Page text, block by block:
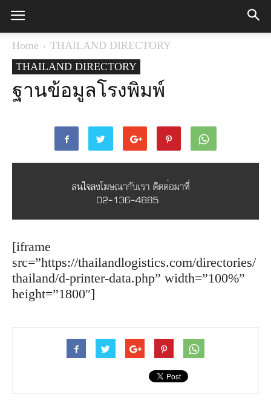
Home
THAILAND DIRECTORY
THAILAND DIRECTORY
ฐานข้อมูลโรงพิมพ์
[iframe
src=”https://thailandlogistics.com/directories/
thailand/d-printer-data.php” width=”100%”
height=”1800″]